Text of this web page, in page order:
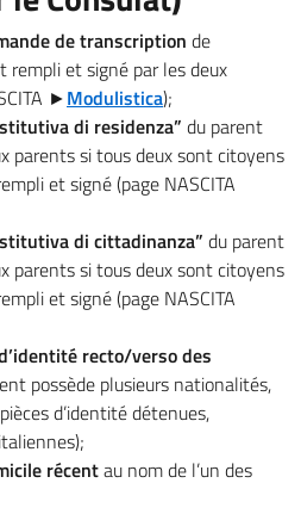
de transcription de
rempli et signé par les deux
►Modulistica);
di residenza” du parent
parents si tous deux sont citoyens
et signé (page NASCITA
di cittadinanza” du parent
parents si tous deux sont citoyens
et signé (page NASCITA
recto/verso des
possède plusieurs nationalités,
d’identité détenues,
récentau nom de l’un des